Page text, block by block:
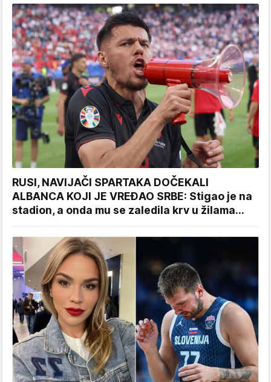
RUSI, NAVIJAČI SPARTAKA DOČEKALI
ALBANCA KOJI JE VREĐAO SRBE: Stigao je na
stadion, a onda mu se zaledila krv u žilama...